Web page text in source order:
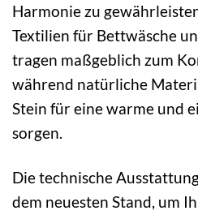
Harmonie zu
Textilien für Bettwäsche
tragen maßgeblich zum
während natürliche
Stein für eine warme und
sorgen.
Die technische
dem neuesten Stand, um